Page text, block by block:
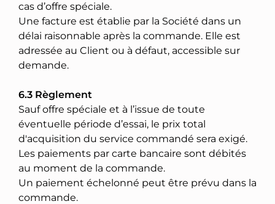
cas d’offre spéciale.
Une facture est établie par la Société dans un
délai raisonnable après la commande. Elle est
adressée au Client ou à défaut, accessible sur
demande.
6.3 Règlement
Sauf offre spéciale et à l’issue de toute
éventuelle période d’essai, le prix total
d'acquisition du service commandé sera exigé.
Les paiements par carte bancaire sont débités
au moment de la commande.
Un paiement échelonné peut être prévu dans la
commande.